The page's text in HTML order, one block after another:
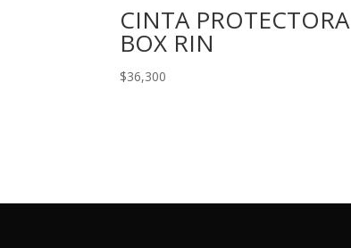
CINTA PROTECTORA
BOX RIN
$36,300